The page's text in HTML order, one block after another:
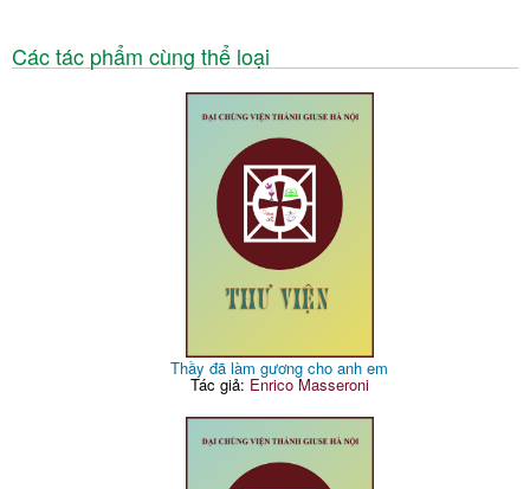
Các tác phẩm cùng thể loại
Thầy đã làm gương cho anh em
Tác giả: Enrico Masseroni